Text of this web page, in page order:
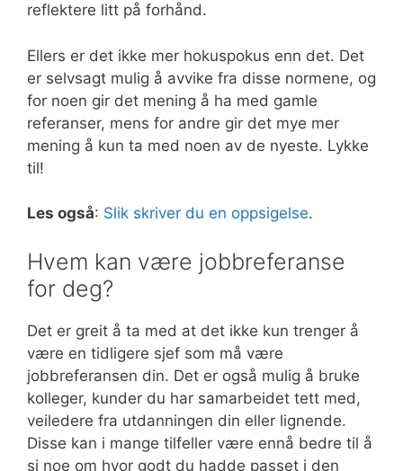
reflektere litt på forhånd.
Ellers er det ikke mer hokuspokus enn det. Det
er selvsagt mulig å avvike fra disse normene, og
for noen gir det mening å ha med gamle
referanser, mens for andre gir det mye mer
mening å kun ta med noen av de nyeste. Lykke
til!
Les også: Slik skriver du en oppsigelse.
Hvem kan være jobbreferanse
for deg?
Det er greit å ta med at det ikke kun trenger å
være en tidligere sjef som må være
jobbreferansen din. Det er også mulig å bruke
kolleger, kunder du har samarbeidet tett med,
veiledere fra utdanningen din eller lignende.
Disse kan i mange tilfeller være ennå bedre til å
si noe om hvor godt du hadde passet i den